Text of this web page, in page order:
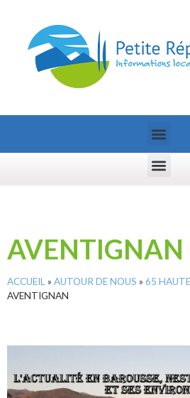
AVENTIGNAN
ACCUEIL » AUTOUR DE NOUS » 65
AVENTIGNAN